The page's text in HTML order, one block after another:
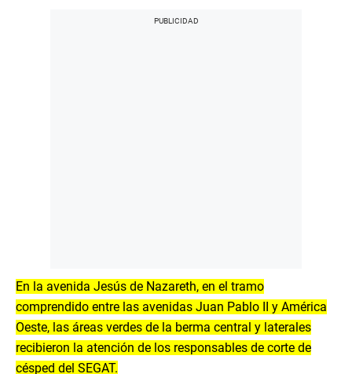
En la avenida Jesús de Nazareth, en el tramo
comprendido entre las avenidas Juan Pablo II y América
Oeste, las áreas verdes de la berma central y laterales
recibieron la atención de los responsables de corte de
césped del SEGAT.